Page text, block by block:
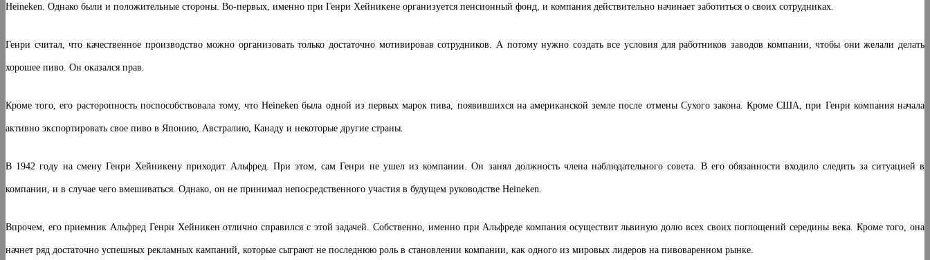
Heineken. Однако были и положительные стороны. Во-первых, именно при Генри Хейникене организуется пенсионный фонд, и компания действительно начинает заботиться о своих сотрудниках.
Генри считал, что качественное производство можно организовать только достаточно мотивировав сотрудников. А потому нужно создать все условия для работников заводов компании, чтобы они желали делать
хорошее пиво. Он оказался прав.
Кроме того, его расторопность поспособствовала тому, что Heineken была одной из первых марок пива, появившихся на американской земле после отмены Сухого закона. Кроме США, при Генри компания начала
активно экспортировать свое пиво в Японию, Австралию, Канаду и некоторые другие страны.
В 1942 году на смену Генри Хейникену приходит Альфред. При этом, сам Генри не ушел из компании. Он занял должность члена наблюдательного совета. В его обязанности входило следить за ситуацией в
компании, и в случае чего вмешиваться. Однако, он не принимал непосредственного участия в будущем руководстве Heineken.
Впрочем, его приемник Альфред Генри Хейникен отлично справился с этой задачей. Собственно, именно при Альфреде компания осуществит львиную долю всех своих поглощений середины века. Кроме того, она
начнет ряд достаточно успешных рекламных кампаний, которые сыграют не последнюю роль в становлении компании, как одного из мировых лидеров на пивоваренном рынке.